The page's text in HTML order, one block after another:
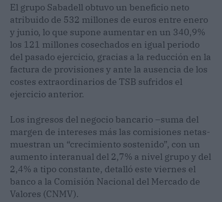
El grupo Sabadell obtuvo un beneficio neto
atribuido de 532 millones de euros entre enero
y junio, lo que supone aumentar en un 340,9%
los 121 millones cosechados en igual periodo
del pasado ejercicio, gracias a la reducción en la
factura de provisiones y ante la ausencia de los
costes extraordinarios de TSB sufridos el
ejercicio anterior.
Los ingresos del negocio bancario –suma del
margen de intereses más las comisiones netas-
muestran un “crecimiento sostenido”, con un
aumento interanual del 2,7% a nivel grupo y del
2,4% a tipo constante, detalló este viernes el
banco a la Comisión Nacional del Mercado de
Valores (CNMV).